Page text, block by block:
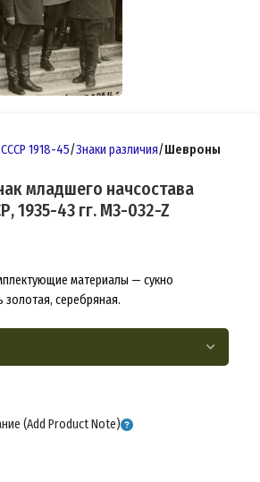
1918-45 Знаки различия Шевроны
младшего начсостава
1935-43 гг. M3-032-Z
материалы — сукно
золотая, серебряная.
(Add Product Note)